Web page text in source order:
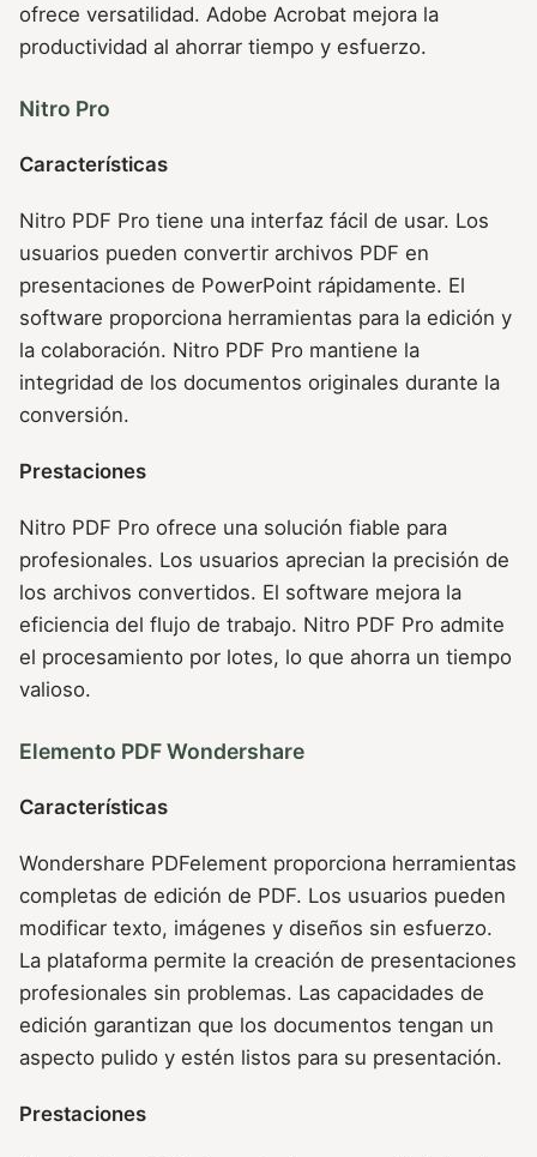
ofrece versatilidad. Adobe Acrobat mejora la
productividad al ahorrar tiempo y esfuerzo.
Nitro Pro
Características
Nitro PDF Pro tiene una interfaz fácil de usar. Los
usuarios pueden convertir archivos PDF en
presentaciones de PowerPoint rápidamente. El
software proporciona herramientas para la edición y
la colaboración. Nitro PDF Pro mantiene la
integridad de los documentos originales durante la
conversión.
Prestaciones
Nitro PDF Pro ofrece una solución fiable para
profesionales. Los usuarios aprecian la precisión de
los archivos convertidos. El software mejora la
eficiencia del flujo de trabajo. Nitro PDF Pro admite
el procesamiento por lotes, lo que ahorra un tiempo
valioso.
Elemento PDF Wondershare
Características
Wondershare PDFelement proporciona herramientas
completas de edición de PDF. Los usuarios pueden
modificar texto, imágenes y diseños sin esfuerzo.
La plataforma permite la creación de presentaciones
profesionales sin problemas. Las capacidades de
edición garantizan que los documentos tengan un
aspecto pulido y estén listos para su presentación.
Prestaciones